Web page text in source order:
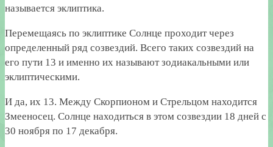
называется эклиптика.
Перемещаясь по эклиптике Солнце проходит через
определенный ряд созвездий. Всего таких созвездий на
его пути 13 и именно их называют зодиакальными или
эклиптическими.
И да, их 13. Между Скорпионом и Стрельцом находится
Змееносец. Солнце находиться в этом созвездии 18 дней с
30 ноября по 17 декабря.